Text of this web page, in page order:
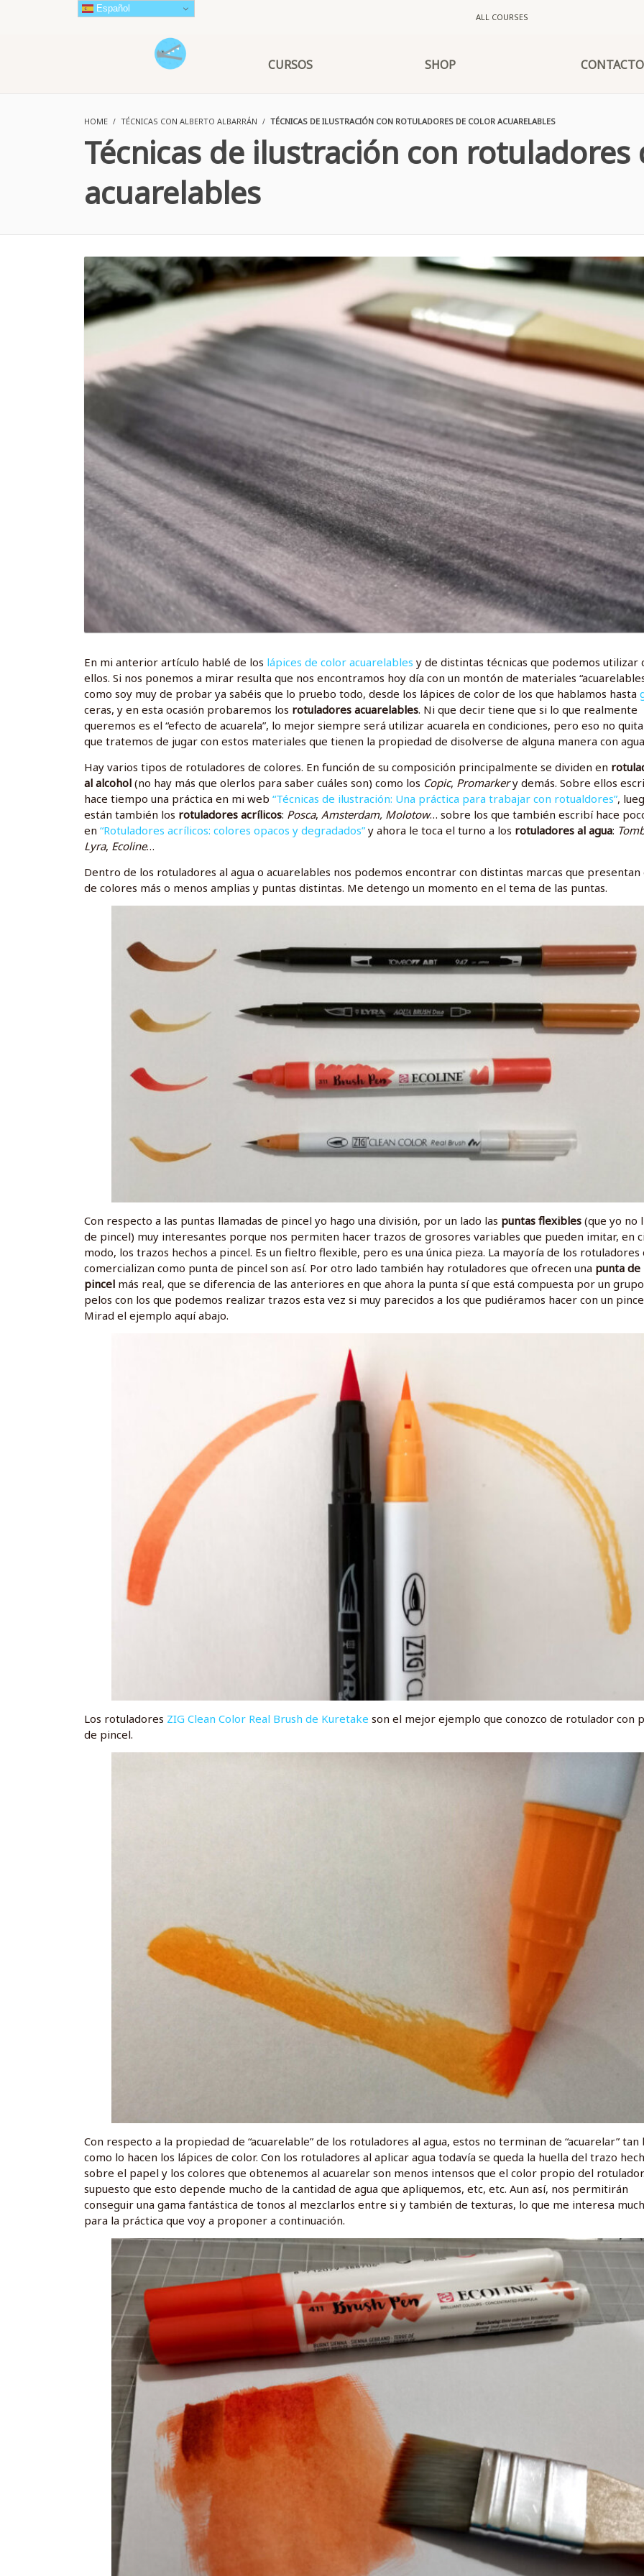
ALL COURSES
CURSOS SHOP CONTACTO
HOME TÉCNICAS CON ALBERTO ALBARRÁN TÉCNICAS DE ILUSTRACIÓN CON ROTULADORES DE COLOR ACUARELABLES
Técnicas de ilustración con rotuladores
acuarelables
En mi anterior artículo hablé de los lápices de color acuarelables y de distintas técnicas que podemos utilizar
ellos. Si nos ponemos a mirar resulta que nos encontramos hoy día con un montón de materiales
como soy muy de probar ya sabéis que lo pruebo todo, desde los lápices de color de los que hablamos hasta
ceras, y en esta ocasión probaremos los rotuladores acuarelables. Ni que decir tiene que si lo que realmente
queremos es el “efecto de acuarela”, lo mejor siempre será utilizar acuarela en condiciones, pero eso no
que tratemos de jugar con estos materiales que tienen la propiedad de disolverse de alguna manera con
Hay varios tipos de rotuladores de colores. En función de su composición principalmente se dividen en
al alcohol (no hay más que olerlos para saber cuáles son) como los Copic, Promarkery demás. Sobre ellos
hace tiempo una práctica en mi web “Técnicas de ilustración: Una práctica para trabajar con rotualdores”,
están también los rotuladores acrílicos: Posca, Amsterdam, Molotow… sobre los que también escribí hace
en “Rotuladores acrílicos: colores opacos y degradados” y ahora le toca el turno a los rotuladores al agua:
Lyra, Ecoline…
Dentro de los rotuladores al agua o acuarelables nos podemos encontrar con distintas marcas que presentan
de colores más o menos amplias y puntas distintas. Me detengo un momento en el tema de las puntas.
Con respecto a las puntas llamadas de pincel yo hago una división, por un lado las puntas flexibles (que yo no
de pincel) muy interesantes porque nos permiten hacer trazos de grosores variables que pueden imitar, en
modo, los trazos hechos a pincel. Es un fieltro flexible, pero es una única pieza. La mayoría de los rotuladores
comercializan como punta de pincel son así. Por otro lado también hay rotuladores que ofrecen una punta de
pincel más real, que se diferencia de las anteriores en que ahora la punta sí que está compuesta por un
pelos con los que podemos realizar trazos esta vez si muy parecidos a los que pudiéramos hacer con un
Mirad el ejemplo aquí abajo.
Los rotuladores ZIG Clean Color Real Brush de Kuretake son el mejor ejemplo que conozco de rotulador con
de pincel.
Con respecto a la propiedad de “acuarelable” de los rotuladores al agua, estos no terminan de “acuarelar” tan
como lo hacen los lápices de color. Con los rotuladores al aplicar agua todavía se queda la huella del trazo
sobre el papel y los colores que obtenemos al acuarelar son menos intensos que el color propio del
supuesto que esto depende mucho de la cantidad de agua que apliquemos, etc, etc. Aun así, nos permitirán
conseguir una gama fantástica de tonos al mezclarlos entre si y también de texturas, lo que me interesa
para la práctica que voy a proponer a continuación.
Español